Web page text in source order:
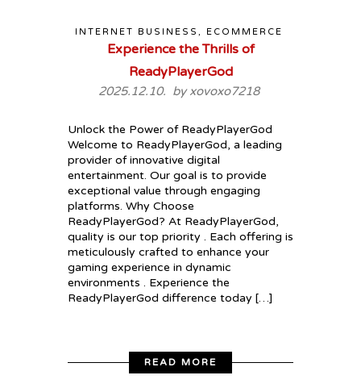
INTERNET BUSINESS, ECOMMERCE
Experience the Thrills of
ReadyPlayerGod
2025.12.10. byxovoxo7218
Unlock the Power of ReadyPlayerGod
Welcome to ReadyPlayerGod, a leading
provider of innovative digital
entertainment. Our goal is to provide
exceptional value through engaging
platforms. Why Choose
ReadyPlayerGod? At ReadyPlayerGod,
quality is our top priority . Each offering is
meticulously crafted to enhance your
gaming experience in dynamic
environments . Experience the
ReadyPlayerGod difference today […]
READ MORE